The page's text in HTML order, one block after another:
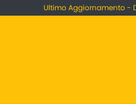
Ultimo Aggiornamento -